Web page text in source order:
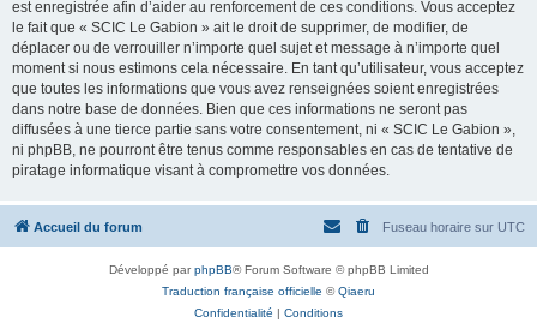
est enregistrée afin d’aider au renforcement de ces conditions. Vous acceptez
le fait que « SCIC Le Gabion » ait le droit de supprimer, de modifier, de
déplacer ou de verrouiller n’importe quel sujet et message à n’importe quel
moment si nous estimons cela nécessaire. En tant qu’utilisateur, vous acceptez
que toutes les informations que vous avez renseignées soient enregistrées
dans notre base de données. Bien que ces informations ne seront pas
diffusées à une tierce partie sans votre consentement, ni « SCIC Le Gabion »,
ni phpBB, ne pourront être tenus comme responsables en cas de tentative de
piratage informatique visant à compromettre vos données.
Accueil du forum Fuseau horaire sur UTC
Développé parphpBB® Forum Software © phpBB Limited
Traduction française officielle ©Qiaeru
Confidentialité | Conditions